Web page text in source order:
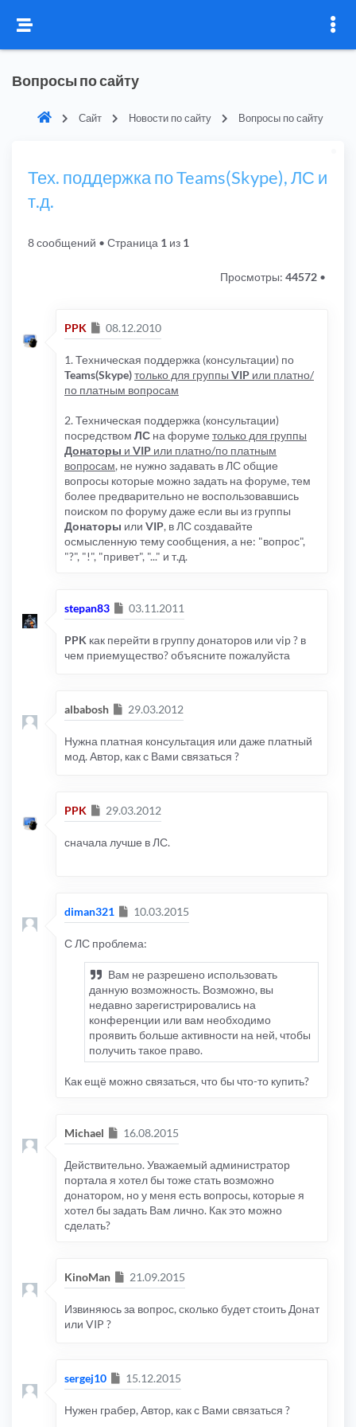
Вопросы по сайту
Сайт Новости по сайту Вопросы по сайту
Тех. поддержка по Teams(Skype), ЛС и
т.д.
8 сообщений • Страница 1 из 1
Просмотры: 44572 •
PPK Сообщение
08.12.2010
1. Техническая поддержка (консультации) по
Teams(Skype)только для группы VIP или платно/
по платным вопросам
2. Техническая поддержка (консультации)
посредством ЛС на форуме только для группы
Донаторы и VIP или платно/по платным
вопросам, не нужно задавать в ЛС общие
вопросы которые можно задать на форуме, тем
более предварительно не воспользовавшись
поиском по форуму даже если вы из группы
Донаторы или VIP, в ЛС создавайте
осмысленную тему сообщения, а не: "вопрос",
"?", "!", "привет", "..." и т.д.
stepan83 Сообщение
03.11.2011
PPK как перейти в группу донаторов или vip ? в
чем приемущество? объясните пожалуйста
albabosh Сообщение
29.03.2012
Нужна платная консультация или даже платный
мод. Автор, как с Вами связаться ?
PPK Сообщение
29.03.2012
сначала лучше в ЛС.
diman321 Сообщение
10.03.2015
С ЛС проблема:
Вам не разрешено использовать
данную возможность. Возможно, вы
недавно зарегистрировались на
конференции или вам необходимо
проявить больше активности на ней, чтобы
получить такое право.
Как ещё можно связаться, что бы что-то купить?
Michael Сообщение
16.08.2015
Действительно. Уважаемый администратор
портала я хотел бы тоже стать возможно
донатором, но у меня есть вопросы, которые я
хотел бы задать Вам лично. Как это можно
сделать?
KinoMan Сообщение
21.09.2015
Извиняюсь за вопрос, сколько будет стоить Донат
или VIP ?
sergej10 Сообщение
15.12.2015
Нужен грабер, Автор, как с Вами связаться ?